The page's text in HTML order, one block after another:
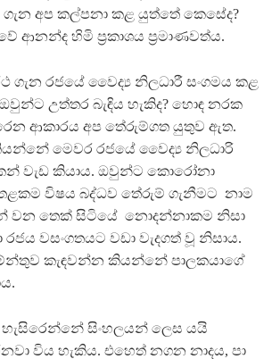
ගැන අප කල්පනා කළ යුත්තේ කෙසේද?
ආනන්ද හිමි ප්‍රකාශය ප්‍රමාණවත්ය.
ගැන රජයේ වෛද්‍ය නිලධාරී සංගමය කළ
ඔවුන්ට උත්තර බැඳිය හැකිද? හොඳ නරක
ආකාරය අප තේරුම්ගත යුතුව ඇත.
මෙවර රජයේ වෛද්‍ය නිලධාරි
වැඩ කියාය. ඔවුන්ට කොරෝනා
විෂය බද්ධව තේරුම් ගැනීමට නාම
වන තෙක් සිටියේ නොදන්නාකම නිසා
වසංගතයට වඩා වැදගත් වූ නිසාය.
කැඳවන්න කියන්නේ පාලකයාගේ
සිංහලයන් ලෙස යයි
විය හැකිය. එහෙත් නගන නාදය, පා